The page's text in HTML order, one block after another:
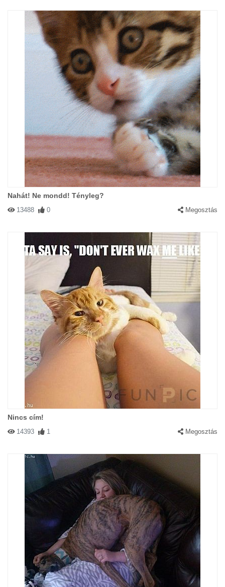
Nahát! Ne mondd! Tényleg?
13488 0 Megosztás
Nincs cím!
14393 1 Megosztás